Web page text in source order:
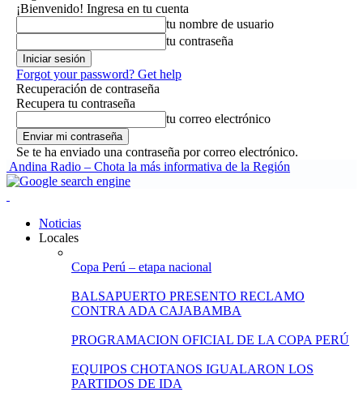
¡Bienvenido! Ingresa en tu cuenta
tu nombre de usuario
tu contraseña
Forgot your password? Get help
Recuperación de contraseña
Recupera tu contraseña
tu correo electrónico
Se te ha enviado una contraseña por correo electrónico.
Andina Radio – Chota la más informativa de la Región
Noticias
Locales
Copa Perú – etapa nacional
BALSAPUERTO PRESENTO RECLAMO
CONTRA ADA CAJABAMBA
PROGRAMACION OFICIAL DE LA COPA PERÚ
EQUIPOS CHOTANOS IGUALARON LOS
PARTIDOS DE IDA